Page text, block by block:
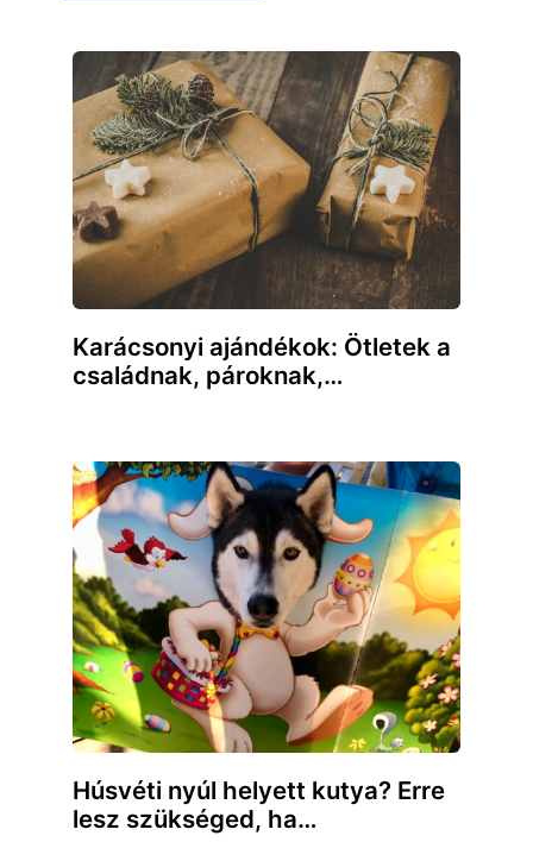
Karácsonyi ajándékok: Ötletek a
családnak, pároknak,…
Húsvéti nyúl helyett kutya? Erre
lesz szükséged, ha…